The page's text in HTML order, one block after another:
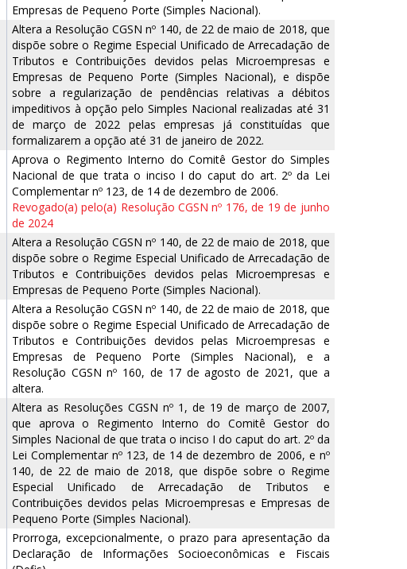
Empresas de Pequeno Porte (Simples Nacional).
Altera a Resolução CGSN nº 140, de 22 de maio de 2018, que
dispõe sobre o Regime Especial Unificado de Arrecadação de
Tributos e Contribuições devidos pelas Microempresas e
Empresas de Pequeno Porte (Simples Nacional), e dispõe
sobre a regularização de pendências relativas a débitos
impeditivos à opção pelo Simples Nacional realizadas até 31
de março de 2022 pelas empresas já constituídas que
formalizarem a opção até 31 de janeiro de 2022.
Aprova o Regimento Interno do Comitê Gestor do Simples
Nacional de que trata o inciso I do caput do art. 2º da Lei
Complementar nº 123, de 14 de dezembro de 2006.
Revogado(a) pelo(a) Resolução CGSN nº 176, de 19 de junho
de 2024
Altera a Resolução CGSN nº 140, de 22 de maio de 2018, que
dispõe sobre o Regime Especial Unificado de Arrecadação de
Tributos e Contribuições devidos pelas Microempresas e
Empresas de Pequeno Porte (Simples Nacional).
Altera a Resolução CGSN nº 140, de 22 de maio de 2018, que
dispõe sobre o Regime Especial Unificado de Arrecadação de
Tributos e Contribuições devidos pelas Microempresas e
Empresas de Pequeno Porte (Simples Nacional), e a
Resolução CGSN nº 160, de 17 de agosto de 2021, que a
altera.
Altera as Resoluções CGSN nº 1, de 19 de março de 2007,
que aprova o Regimento Interno do Comitê Gestor do
Simples Nacional de que trata o inciso I do caput do art. 2º da
Lei Complementar nº 123, de 14 de dezembro de 2006, e nº
140, de 22 de maio de 2018, que dispõe sobre o Regime
Especial Unificado de Arrecadação de Tributos e
Contribuições devidos pelas Microempresas e Empresas de
Pequeno Porte (Simples Nacional).
Prorroga, excepcionalmente, o prazo para apresentação da
Declaração de Informações Socioeconômicas e Fiscais